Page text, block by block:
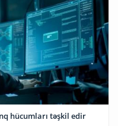
hücumları təşkil edir